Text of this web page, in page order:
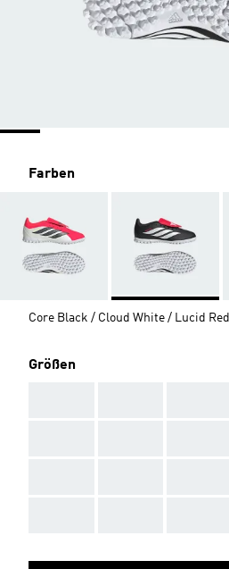
Farben
Core Black / Cloud White / Lucid Red
Größen